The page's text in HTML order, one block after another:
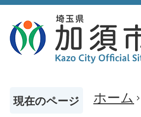
現在のページ ホーム